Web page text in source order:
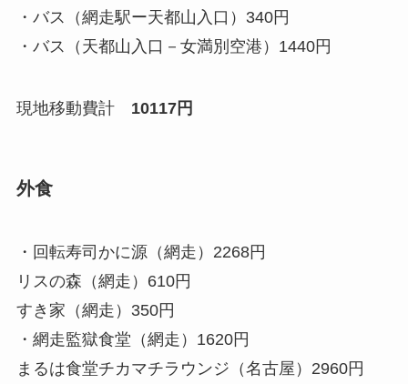
・バス（網走駅ー天都山入口）340円
・バス（天都山入口－女満別空港）1440円
現地移動費計 10117円
外食
・回転寿司かに源（網走）2268円
リスの森（網走）610円
すき家（網走）350円
・網走監獄食堂（網走）1620円
まるは食堂チカマチラウンジ（名古屋）2960円